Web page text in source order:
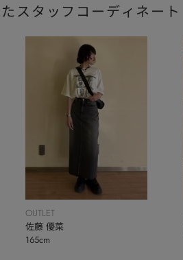
スタッフコーディネート
OUTLET
佐藤 優菜
165cm